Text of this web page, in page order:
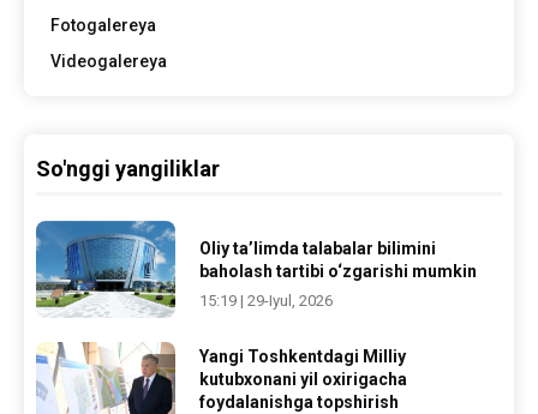
Fotogalereya
Videogalereya
So'nggi yangiliklar
Oliy ta’limda talabalar bilimini
baholash tartibi o‘zgarishi mumkin
15:19 | 29-Iyul, 2026
Yangi Toshkentdagi Milliy
kutubxonani yil oxirigacha
foydalanishga topshirish